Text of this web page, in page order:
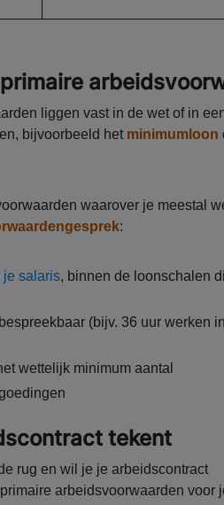
liggen vast in de wet of in
bijvoorbeeld het minimumloon
waarover je meestal
:
je salaris, binnen de loonschalen
(bijv. 36 uur werken
wettelijk minimum aantal
tekent
rug en wil je je arbeidscontract
arbeidsvoorwaarden voor